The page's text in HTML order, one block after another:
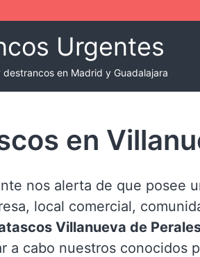
Urgentes
en Madrid y Guadalajara
en
nos alerta de que posee
local comercial,
Villanueva de
a cabo nuestros conocidos